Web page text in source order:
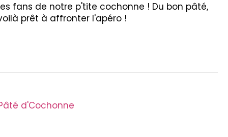
fans de notre p'tite cochonne ! Du bon pâté,
prêt à affronter l'apéro !
d'Cochonne